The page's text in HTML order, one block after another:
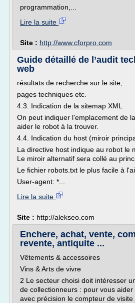
programmation,...
Lire la suite
Site : http://www.cforpro.com
Guide détaillé de l’audit
web
résultats de recherche sur le site;
pages techniques etc.
4.3. Indication de la sitemap XML
On peut indiquer l'emplacement de
aider le robot à la trouver.
4.4. Indication du host (miroir
La directive host indique au robot le
Le miroir alternatif sera collé au
Le fichier robots.txt le plus facile à
User-agent: *...
Lire la suite
Site : http://alekseo.com
Enchere, achat, vente,
revente, antiquite ...
Vêtements & accessoires
Vins & Arts de vivre
2 Le secteur choisi doit intéresser
de collectionneurs : pour vous
avec précision le compteur de